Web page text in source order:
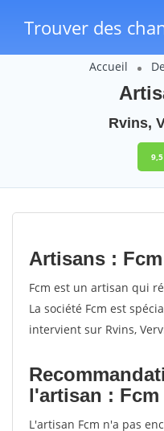
Trouver des
Accueil
Rvins,
9,5
Artisans : Fcm
Fcm est un artisan qui
La société Fcm est
intervient sur Rvins,
l'artisan : Fcm
L'artisan Fcm n'a pas